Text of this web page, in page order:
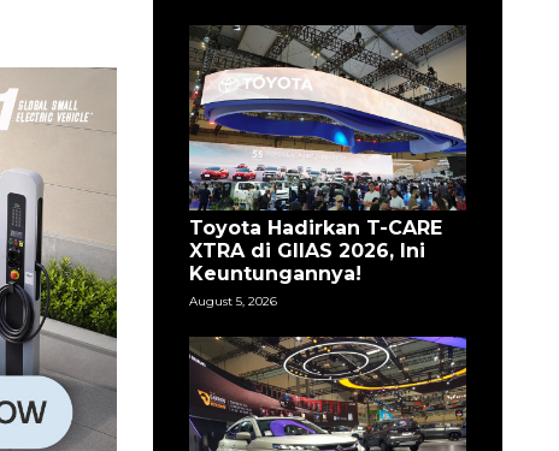
Toyota Hadirkan T-CARE
XTRA di GIIAS 2026, Ini
Keuntungannya!
August 5, 2026